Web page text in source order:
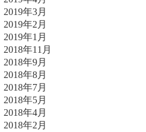
2019年3月
2019年2月
2019年1月
2018年11月
2018年9月
2018年8月
2018年7月
2018年5月
2018年4月
2018年2月